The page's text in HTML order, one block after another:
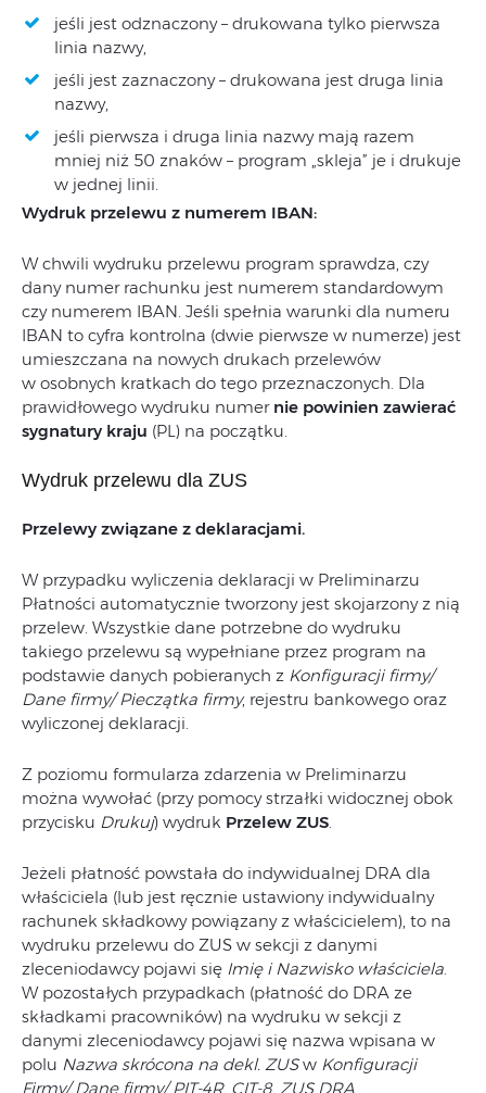
jeśli jest odznaczony – drukowana tylko pierwsza
linia nazwy,
jeśli jest zaznaczony – drukowana jest druga linia
nazwy,
jeśli pierwsza i druga linia nazwy mają razem
mniej niż 50 znaków – program „skleja” je i drukuje
w jednej linii.
Wydruk przelewu z numerem IBAN:
W chwili wydruku przelewu program sprawdza, czy
dany numer rachunku jest numerem standardowym
czy numerem IBAN. Jeśli spełnia warunki dla numeru
IBAN to cyfra kontrolna (dwie pierwsze w numerze) jest
umieszczana na nowych drukach przelewów
w osobnych kratkach do tego przeznaczonych. Dla
prawidłowego wydruku numer nie powinien zawierać
sygnatury kraju (PL) na początku.
Wydruk przelewu dla ZUS
Przelewy związane z deklaracjami.
W przypadku wyliczenia deklaracji w Preliminarzu
Płatności automatycznie tworzony jest skojarzony z nią
przelew. Wszystkie dane potrzebne do wydruku
takiego przelewu są wypełniane przez program na
podstawie danych pobieranych z Konfiguracji firmy/
Dane firmy/ Pieczątka firmy, rejestru bankowego oraz
wyliczonej deklaracji.
Z poziomu formularza zdarzenia w Preliminarzu
można wywołać (przy pomocy strzałki widocznej obok
przycisku Drukuj) wydruk Przelew ZUS
Jeżeli płatność powstała do indywidualnej DRA dla
właściciela (lub jest ręcznie ustawiony indywidualny
rachunek składkowy powiązany z właścicielem), to na
wydruku przelewu do ZUS w sekcji z danymi
zleceniodawcy pojawi się Imię i Nazwisko właściciela
W pozostałych przypadkach (płatność do DRA ze
składkami pracowników) na wydruku w sekcji z
danymi zleceniodawcy pojawi się nazwa wpisana w
polu Nazwa skrócona na dekl. ZUSw Konfiguracji
Firmy/ Dane firmy/ PIT-4R, CIT-8, ZUS DRA